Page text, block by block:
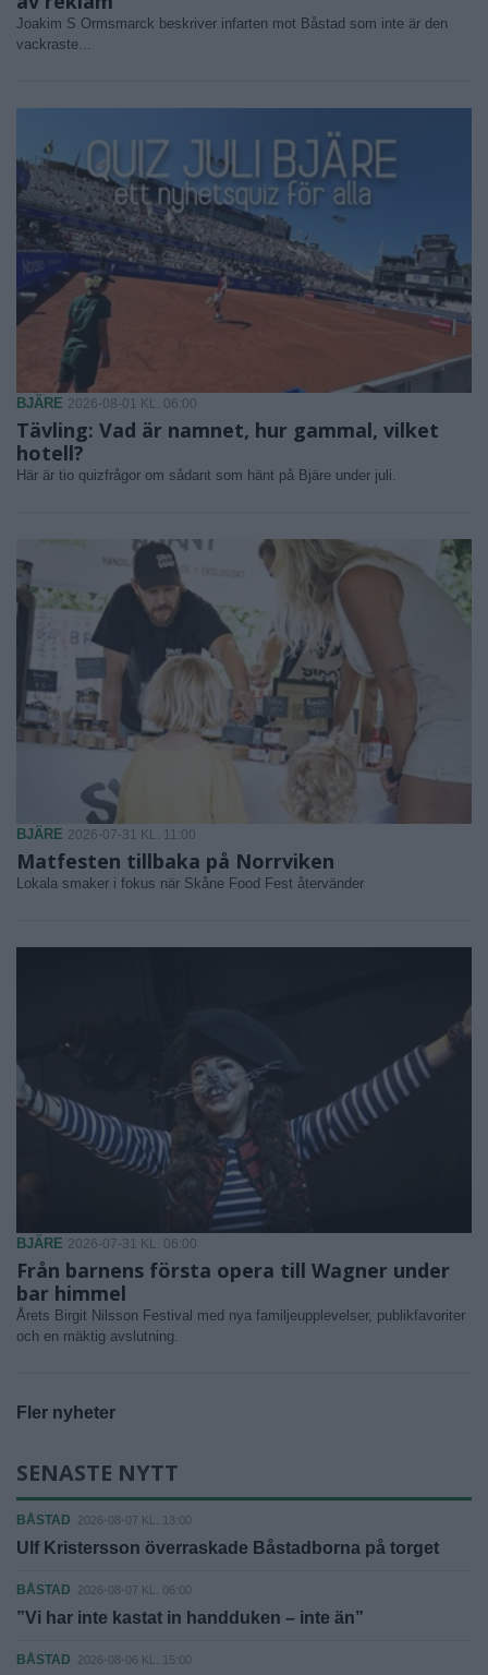
Joakim S Ormsmarck beskriver infarten mot Båstad som inte är den
vackraste...
BJÄRE 2026-08-01 KL. 06:00
Tävling: Vad är namnet, hur gammal, vilket
hotell?
Här är tio quizfrågor om sådant som hänt på Bjäre under juli.
BJÄRE 2026-07-31 KL. 11:00
Matfesten tillbaka på Norrviken
Lokala smaker i fokus när Skåne Food Fest återvänder
BJÄRE 2026-07-31 KL. 06:00
Från barnens första opera till Wagner under
bar himmel
Årets Birgit Nilsson Festival med nya familjeupplevelser, publikfavoriter
och en mäktig avslutning.
Fler nyheter
SENASTE NYTT
BÅSTAD 2026-08-07 KL. 13:00
Ulf Kristersson överraskade Båstadborna på torget
BÅSTAD 2026-08-07 KL. 06:00
”Vi har inte kastat in handduken – inte än”
BÅSTAD 2026-08-06 KL. 15:00